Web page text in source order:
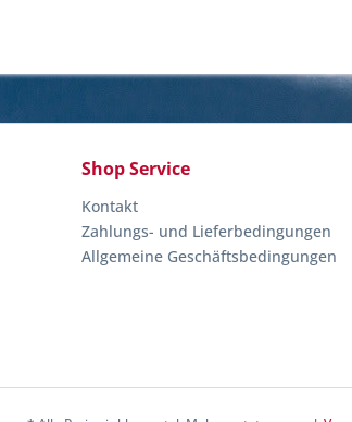
Shop Service
Kontakt
Zahlungs- und Lieferbedingungen
Allgemeine Geschäftsbedingungen